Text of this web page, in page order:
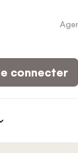
connecter